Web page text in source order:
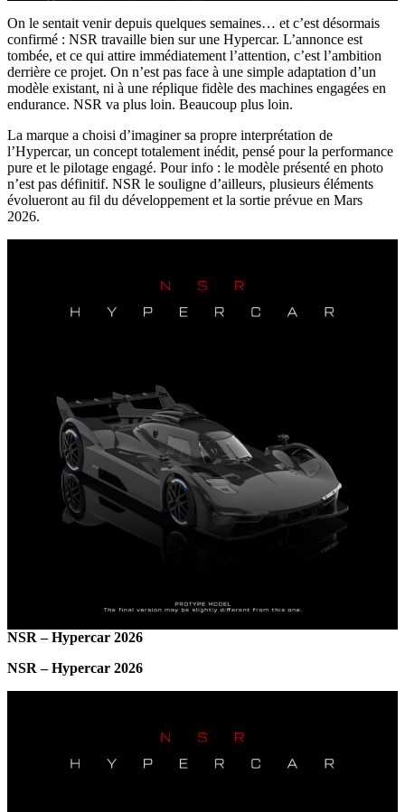
On le sentait venir depuis quelques semaines… et c’est désormais
confirmé : NSR travaille bien sur une Hypercar. L’annonce est
tombée, et ce qui attire immédiatement l’attention, c’est l’ambition
derrière ce projet. On n’est pas face à une simple adaptation d’un
modèle existant, ni à une réplique fidèle des machines engagées en
endurance. NSR va plus loin. Beaucoup plus loin.
La marque a choisi d’imaginer sa propre interprétation de
l’Hypercar, un concept totalement inédit, pensé pour la performance
pure et le pilotage engagé. Pour info : le modèle présenté en photo
n’est pas définitif. NSR le souligne d’ailleurs, plusieurs éléments
évolueront au fil du développement et la sortie prévue en Mars
2026.
NSR – Hypercar 2026
NSR – Hypercar 2026